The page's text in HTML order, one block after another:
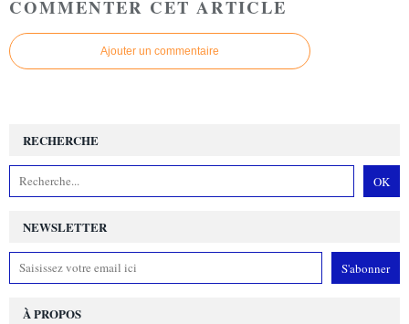
COMMENTER CET ARTICLE
Ajouter un commentaire
NEWSLETTER
RECHERCHE
À PROPOS